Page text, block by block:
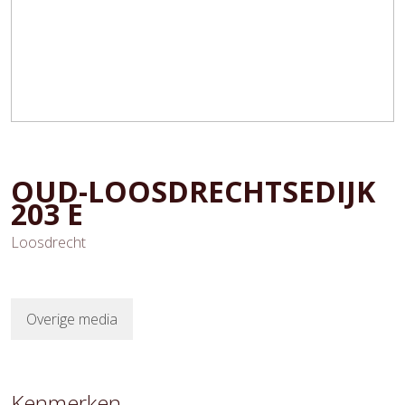
OUD-LOOSDRECHTSEDIJK
203 E
Loosdrecht
Overige media